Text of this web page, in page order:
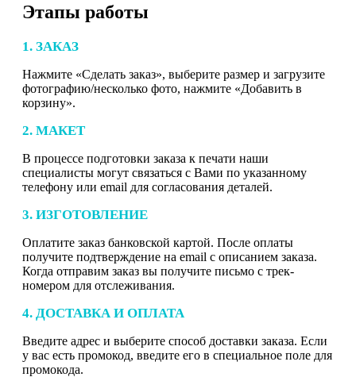
Этапы работы
1. ЗАКАЗ
Нажмите «Сделать заказ», выберите размер и загрузите
фотографию/несколько фото, нажмите «Добавить в
корзину».
2. МАКЕТ
В процессе подготовки заказа к печати наши
специалисты могут связаться с Вами по указанному
телефону или email для согласования деталей.
3. ИЗГОТОВЛЕНИЕ
Оплатите заказ банковской картой. После оплаты
получите подтверждение на email с описанием заказа.
Когда отправим заказ вы получите письмо с трек-
номером для отслеживания.
4. ДОСТАВКА И ОПЛАТА
Введите адрес и выберите способ доставки заказа. Если
у вас есть промокод, введите его в специальное поле для
промокода.